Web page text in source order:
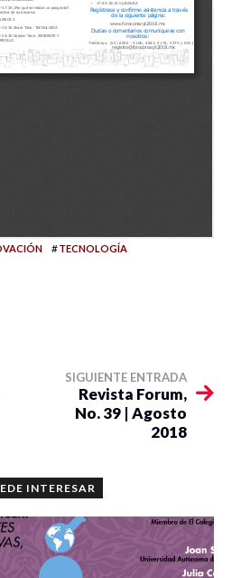
#TECNOLOGÍA
SIGUIENTE ENTRADA
Revista Forum,
No. 39 | Agosto
2018
INTERESAR